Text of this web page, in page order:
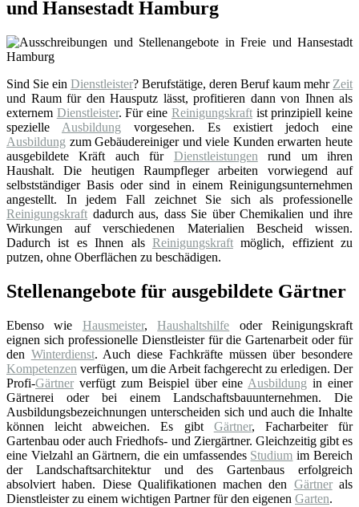
und Hansestadt Hamburg
Sind Sie ein Dienstleister? Berufstätige, deren Beruf kaum mehr Zeit
und Raum für den Hausputz lässt, profitieren dann von Ihnen als
externem Dienstleister. Für eine Reinigungskraftist prinzipiell keine
spezielle Ausbildung vorgesehen. Es existiert jedoch eine
Ausbildung zum Gebäudereiniger und viele Kunden erwarten heute
ausgebildete Kräft auch für Dienstleistungen rund um ihren
Haushalt. Die heutigen Raumpfleger arbeiten vorwiegend auf
selbstständiger Basis oder sind in einem Reinigungsunternehmen
angestellt. In jedem Fall zeichnet Sie sich als professionelle
Reinigungskraft dadurch aus, dass Sie über Chemikalien und ihre
Wirkungen auf verschiedenen Materialien Bescheid wissen.
Dadurch ist es Ihnen als Reinigungskraftmöglich, effizient zu
putzen, ohne Oberflächen zu beschädigen.
Stellenangebote für ausgebildete Gärtner
Ebenso wie Hausmeister,Haushaltshilfe oder Reinigungskraft
eignen sich professionelle Dienstleister für die Gartenarbeit oder für
den Winterdienst. Auch diese Fachkräfte müssen über besondere
Kompetenzen verfügen, um die Arbeit fachgerecht zu erledigen. Der
Profi-Gärtner verfügt zum Beispiel über eine Ausbildung in einer
Gärtnerei oder bei einem Landschaftsbauunternehmen. Die
Ausbildungsbezeichnungen unterscheiden sich und auch die Inhalte
können leicht abweichen. Es gibt Gärtner, Facharbeiter für
Gartenbau oder auch Friedhofs- und Ziergärtner. Gleichzeitig gibt es
eine Vielzahl an Gärtnern, die ein umfassendes Studium im Bereich
der Landschaftsarchitektur und des Gartenbaus erfolgreich
absolviert haben. Diese Qualifikationen machen den Gärtnerals
Dienstleister zu einem wichtigen Partner für den eigenen Garten.